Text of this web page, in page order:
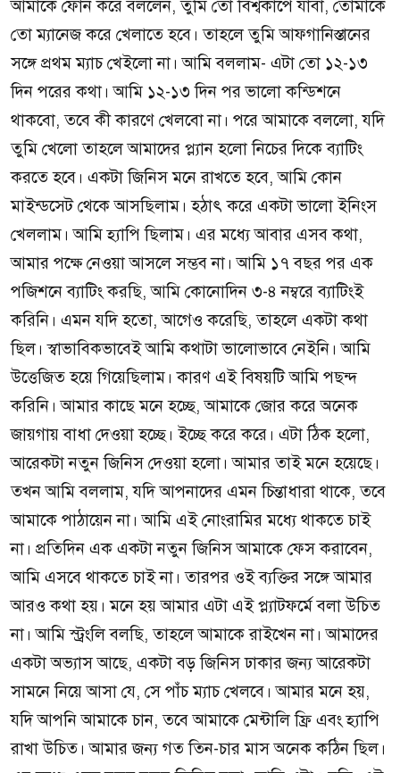
আমাকে ফোন করে বললেন, তুমি তো বিশ্বকাপে যাবা, তোমাকে
তো ম্যানেজ করে খেলাতে হবে। তাহলে তুমি আফগানিস্তানের
সঙ্গে প্রথম ম্যাচ খেইলো না। আমি বললাম- এটা তো ১২-১৩
দিন পরের কথা। আমি ১২-১৩ দিন পর ভালো কন্ডিশনে
থাকবো, তবে কী কারণে খেলবো না। পরে আমাকে বললো, যদি
তুমি খেলো তাহলে আমাদের প্ল্যান হলো নিচের দিকে ব্যাটিং
করতে হবে। একটা জিনিস মনে রাখতে হবে, আমি কোন
মাইন্ডসেট থেকে আসছিলাম। হঠাৎ করে একটা ভালো ইনিংস
খেললাম। আমি হ্যাপি ছিলাম। এর মধ্যে আবার এসব কথা,
আমার পক্ষে নেওয়া আসলে সম্ভব না। আমি ১৭ বছর পর এক
পজিশনে ব্যাটিং করছি, আমি কোনোদিন ৩-৪ নম্বরে ব্যাটিংই
করিনি। এমন যদি হতো, আগেও করেছি, তাহলে একটা কথা
ছিল। স্বাভাবিকভাবেই আমি কথাটা ভালোভাবে নেইনি। আমি
উত্তেজিত হয়ে গিয়েছিলাম। কারণ এই বিষয়টি আমি পছন্দ
করিনি। আমার কাছে মনে হচ্ছে, আমাকে জোর করে অনেক
জায়গায় বাধা দেওয়া হচ্ছে। ইচ্ছে করে করে। এটা ঠিক হলো,
আরেকটা নতুন জিনিস দেওয়া হলো। আমার তাই মনে হয়েছে।
তখন আমি বললাম, যদি আপনাদের এমন চিন্তাধারা থাকে, তবে
আমাকে পাঠায়েন না। আমি এই নোংরামির মধ্যে থাকতে চাই
না। প্রতিদিন এক একটা নতুন জিনিস আমাকে ফেস করাবেন,
আমি এসবে থাকতে চাই না। তারপর ওই ব্যক্তির সঙ্গে আমার
আরও কথা হয়। মনে হয় আমার এটা এই প্ল্যাটফর্মে বলা উচিত
না। আমি স্ট্রংলি বলছি, তাহলে আমাকে রাইখেন না। আমাদের
একটা অভ্যাস আছে, একটা বড় জিনিস ঢাকার জন্য আরেকটা
সামনে নিয়ে আসা যে, সে পাঁচ ম্যাচ খেলবে। আমার মনে হয়,
যদি আপনি আমাকে চান, তবে আমাকে মেন্টালি ফ্রি এবং হ্যাপি
রাখা উচিত। আমার জন্য গত তিন-চার মাস অনেক কঠিন ছিল।